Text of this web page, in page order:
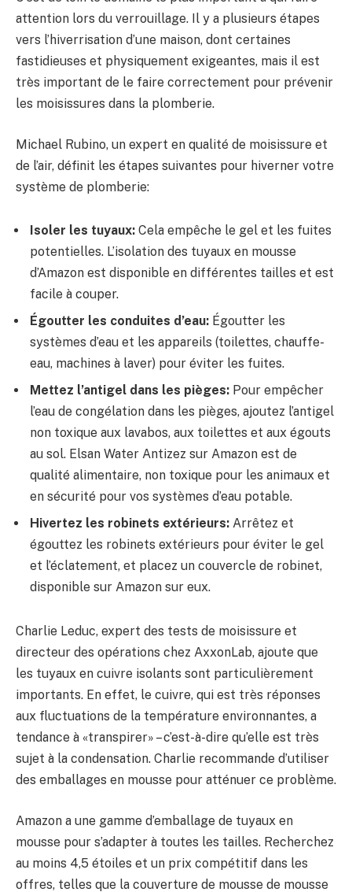
attention lors du verrouillage. Il y a plusieurs étapes
vers l’hiverrisation d’une maison, dont certaines
fastidieuses et physiquement exigeantes, mais il est
très important de le faire correctement pour prévenir
les moisissures dans la plomberie.
Michael Rubino, un expert en qualité de moisissure et
de l’air, définit les étapes suivantes pour hiverner votre
système de plomberie:
Isoler les tuyaux: Cela empêche le gel et les fuites
potentielles. L’isolation des tuyaux en mousse
d’Amazon est disponible en différentes tailles et est
facile à couper.
Égoutter les conduites d’eau: Égoutter les
systèmes d’eau et les appareils (toilettes, chauffe-
eau, machines à laver) pour éviter les fuites.
Mettez l’antigel dans les pièges: Pour empêcher
l’eau de congélation dans les pièges, ajoutez l’antigel
non toxique aux lavabos, aux toilettes et aux égouts
au sol. Elsan Water Antizez sur Amazon est de
qualité alimentaire, non toxique pour les animaux et
en sécurité pour vos systèmes d’eau potable.
Hivertez les robinets extérieurs: Arrêtez et
égouttez les robinets extérieurs pour éviter le gel
et l’éclatement, et placez un couvercle de robinet,
disponible sur Amazon sur eux.
Charlie Leduc, expert des tests de moisissure et
directeur des opérations chez AxxonLab, ajoute que
les tuyaux en cuivre isolants sont particulièrement
importants. En effet, le cuivre, qui est très réponses
aux fluctuations de la température environnantes, a
tendance à «transpirer» – c’est-à-dire qu’elle est très
sujet à la condensation. Charlie recommande d’utiliser
des emballages en mousse pour atténuer ce problème.
Amazon a une gamme d’emballage de tuyaux en
mousse pour s’adapter à toutes les tailles. Recherchez
au moins 4,5 étoiles et un prix compétitif dans les
offres, telles que la couverture de mousse de mousse